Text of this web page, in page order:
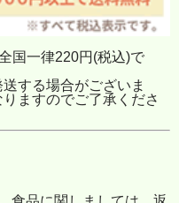
国一律220円(税込)で
する場合がございま
ますのでご了承くださ